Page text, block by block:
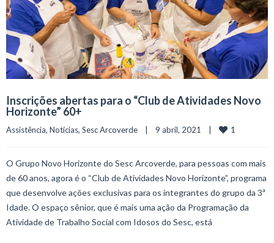
Inscrições abertas para o “Club de Atividades Novo
Horizonte” 60+
Assistência, Notícias, Sesc Arcoverde
    |    9 abril, 2021    |
1
O Grupo Novo Horizonte do Sesc Arcoverde, para pessoas com mais
de 60 anos, agora é o “Club de Atividades Novo Horizonte”, programa
que desenvolve ações exclusivas para os integrantes do grupo da 3ª
Idade. O espaço sênior, que é mais uma ação da Programação da
Atividade de Trabalho Social com Idosos do Sesc, está